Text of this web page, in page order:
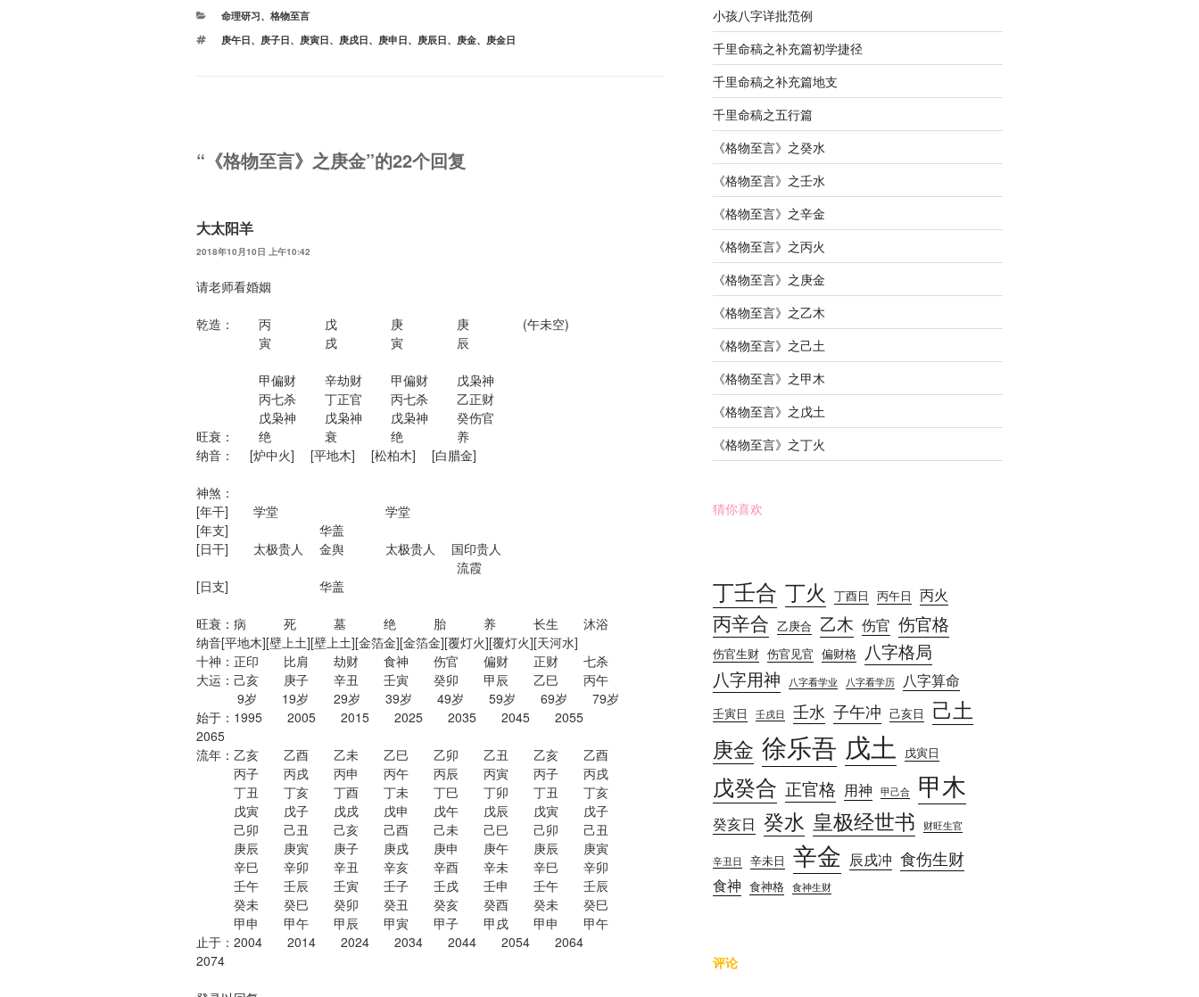
分
命理研习、 格物至言
标
庚午日、 庚子日、 庚寅日、 庚戌日、 庚申日、 庚辰日、 庚金、 庚金日
“《格物至言》之庚金”的22个回复
大太阳羊
2018年10月10日 上午10:42
请老师看婚姻
乾造： 丙 戊 庚 庚 (午未空)
寅 戌 寅 辰
甲偏财 辛劫财 甲偏财 戊枭神
丙七杀 丁正官 丙七杀 乙正财
戊枭神 戊枭神 戊枭神 癸伤官
旺衰： 绝 衰 绝 养
纳音： [炉中火] [平地木] [松柏木] [白腊金]
神煞：
[年干] 学堂 学堂
[年支] 华盖
[日干] 太极贵人 金舆 太极贵人 国印贵人
流霞
[日支] 华盖
旺衰：病 死 墓 绝 胎 养 长生 沐浴
纳音[平地木][壁上土][壁上土][金箔金][金箔金][覆灯火][覆灯火][天河水]
十神：正印 比肩 劫财 食神 伤官 偏财 正财 七杀
大运：己亥 庚子 辛丑 壬寅 癸卯 甲辰 乙巳 丙午
9岁 19岁 29岁 39岁 49岁 59岁 69岁 79岁
始于：1995 2005 2015 2025 2035 2045 2055
2065
流年：乙亥 乙酉 乙未 乙巳 乙卯 乙丑 乙亥 乙酉
丙子 丙戌 丙申 丙午 丙辰 丙寅 丙子 丙戌
丁丑 丁亥 丁酉 丁未 丁巳 丁卯 丁丑 丁亥
戊寅 戊子 戊戌 戊申 戊午 戊辰 戊寅 戊子
己卯 己丑 己亥 己酉 己未 己巳 己卯 己丑
庚辰 庚寅 庚子 庚戌 庚申 庚午 庚辰 庚寅
辛巳 辛卯 辛丑 辛亥 辛酉 辛未 辛巳 辛卯
壬午 壬辰 壬寅 壬子 壬戌 壬申 壬午 壬辰
癸未 癸巳 癸卯 癸丑 癸亥 癸酉 癸未 癸巳
甲申 甲午 甲辰 甲寅 甲子 甲戌 甲申 甲午
止于：2004 2014 2024 2034 2044 2054 2064
2074
小孩八字详批范例
千里命稿之补充篇初学捷径
千里命稿之补充篇地支
千里命稿之五行篇
《格物至言》之癸水
《格物至言》之壬水
《格物至言》之辛金
《格物至言》之丙火
《格物至言》之庚金
《格物至言》之乙木
《格物至言》之己土
《格物至言》之甲木
《格物至言》之戊土
《格物至言》之丁火
猜你喜欢
丁壬合 丁火 丁酉日 丙午日 丙火
丙辛合 乙庚合 乙木 伤官 伤官格
伤官生财 伤官见官 偏财格
八字格局
八字用神
八字看学业 八字看学历 八字算命
壬寅日 壬戌日 壬水 子午冲 己亥日
己土
庚金 徐乐吾 戊土 戊寅日
戊癸合 正官格 用神 甲己合 甲木
癸亥日 癸水 皇极经世书 财旺生官
辛丑日 辛未日 辛金 辰戌冲 食伤生财
食神 食神格 食神生财
评论